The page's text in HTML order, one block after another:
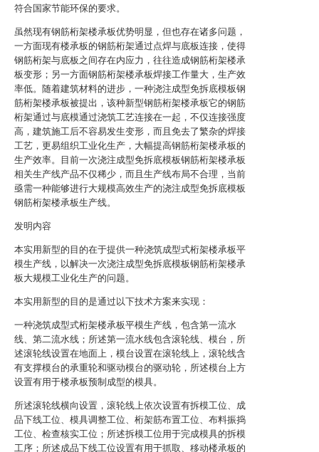
符合国家节能环保的要求。
虽然现有钢筋桁架楼承板优势明显，但也存在诸多问题，
一方面现有楼承板的钢筋桁架通过点焊与底板连接，使得
钢筋桁架与底板之间存在内应力，往往造成钢筋桁架楼承
板变形；另一方面钢筋桁架楼承板焊接工作量大，生产效
率低。随着建筑材料的进步，一种浇注成型免拆底模板钢
筋桁架楼承板被提出，该种新型钢筋桁架楼承板它的钢筋
桁架通过与底模通过浇筑工艺连接在一起，不仅连接强度
高，建筑施工后不容易发生变形，而且免去了繁杂的焊接
工艺，更易组织工业化生产，大幅提高钢筋桁架楼承板的
生产效率。目前一次浇注成型免拆底模板钢筋桁架楼承板
相关生产线产品不仅稀少，而且生产线布局不合理，当前
亟需一种能够进行大规模高效生产的浇注成型免拆底模板
钢筋桁架楼承板生产线。
发明内容
本实用新型的目的在于提供一种浇筑成型式桁架楼承板平
模生产线，以解决一次浇注成型免拆底模板钢筋桁架楼承
板大规模工业化生产的问题。
本实用新型的目的是通过以下技术方案来实现：
一种浇筑成型式桁架楼承板平模生产线，包含第一流水
线、第二流水线；所述第一流水线包含滚轮线、模台，所
述滚轮线设置在地面上，模台设置在滚轮线上，滚轮线含
有支撑模台的承重轮和驱动模台的驱动轮，所述模台上方
设置有用于楼承板预制成型的模具。
所述滚轮线横向设置，滚轮线上依次设置有拆模工位、成
品下线工位、模具调整工位、桁架筋布置工位、布料振捣
工位、检查核实工位；所述拆模工位用于完成模具的拆模
工序；所述成品下线工位设置有用于抓取、移动楼承板的